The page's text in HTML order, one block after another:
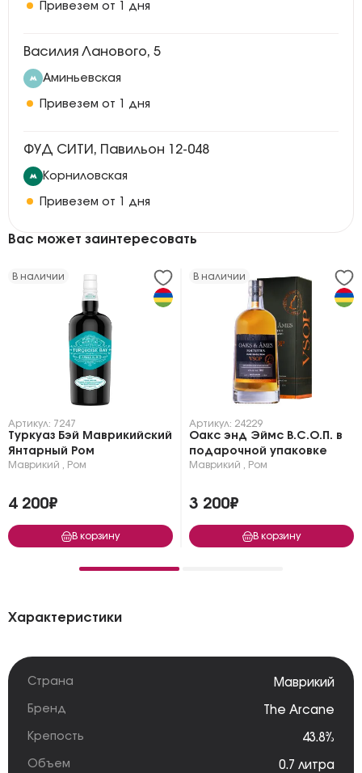
Привезем от 1 дня
Василия Ланового, 5
Аминьевская
Привезем от 1 дня
ФУД СИТИ, Павильон 12-048
Корниловская
Привезем от 1 дня
Вас может заинтересовать
В наличии
Артикул: 7247
Туркуаз Бэй Маврикийский
Янтарный Ром
Маврикий Ром
4 200₽
В корзину
В наличии
Артикул: 24229
Оакс энд Эймс В.С.О.П. в
подарочной упаковке
Маврикий Ром
3 200₽
В корзину
Характеристики
Страна Маврикий
Бренд The Arcane
Крепость 43.8%
Объем 0.7 литра